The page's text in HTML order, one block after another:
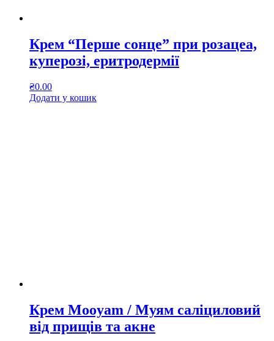
Крем “Перше сонце” при розацеа,
куперозі, еритродермії
₴0.00
Додати у кошик
Крем Mooyam / Муям саліциловий
від прищів та акне